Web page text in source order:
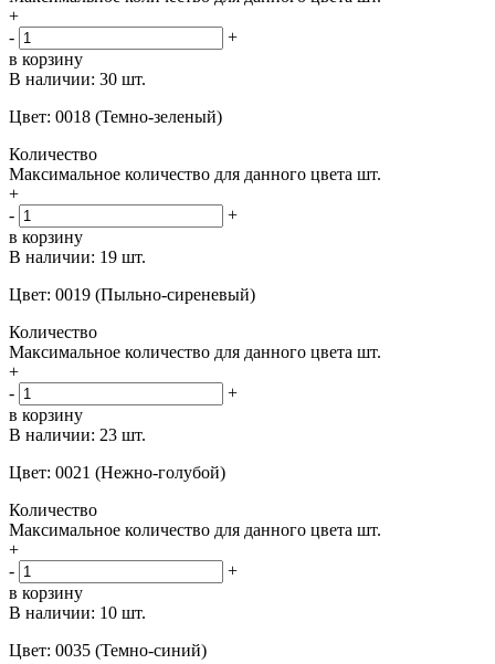
+
-
+
в корзину
В наличии: 30 шт.
Цвет: 0018 (Темно-зеленый)
Количество
Максимальное количество для данного цвета шт.
+
-
+
в корзину
В наличии: 19 шт.
Цвет: 0019 (Пыльно-сиреневый)
Количество
Максимальное количество для данного цвета шт.
+
-
+
в корзину
В наличии: 23 шт.
Цвет: 0021 (Нежно-голубой)
Количество
Максимальное количество для данного цвета шт.
+
-
+
в корзину
В наличии: 10 шт.
Цвет: 0035 (Темно-синий)